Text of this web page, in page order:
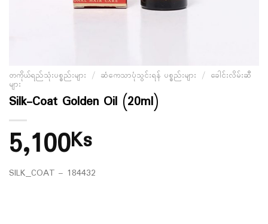
တကိုယ်ရည်သုံးပစ္စည်းများ / ဆံကေသာပုံသွင်းရန် ပစ္စည်းများ / ခေါင်းလိမ်းဆီ
များ
Silk-Coat Golden Oil (20ml)
5,100Ks
SILK_COAT – 184432